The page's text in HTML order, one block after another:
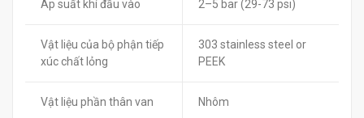
Áp suất khí đầu vào 2–5 bar (29-73 psi)
Vật liệu của bộ phận tiếp
xúc chất lỏng
303 stainless steel or
PEEK
Vật liệu phần thân van Nhôm